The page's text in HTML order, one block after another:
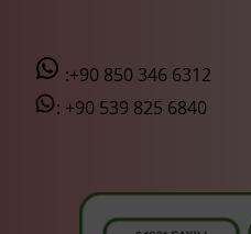
:+90 850 346 6312
: +90 539 825 6840